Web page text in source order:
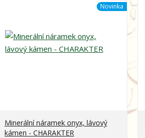
Novinka
Minerální náramek onyx, lávový
kámen - CHARAKTER